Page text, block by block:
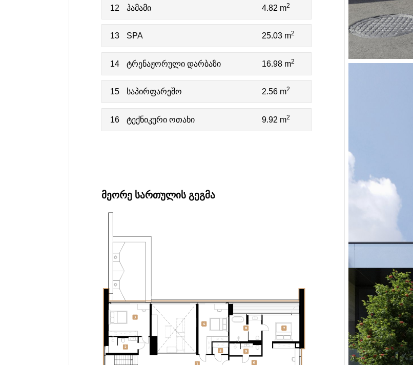
12 ჰამამი 4.82 m2
13 SPA 25.03 m2
14 ტრენაჟორული დარბაზი 16.98 m2
15 საპირფარეშო 2.56 m2
16 ტექნიკური ოთახი 9.92 m2
ᲛᲔᲝᲠᲔ ᲡᲐᲠᲗᲣᲚᲘᲡ ᲒᲔᲒᲛᲐ